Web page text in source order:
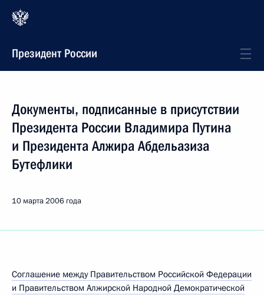
Президент России
Документы, подписанные в присутствии
Президента России Владимира Путина
и Президента Алжира Абдельазиза
Бутефлики
10 марта 2006 года
Соглашение между Правительством Российской Федерации
и Правительством Алжирской Народной Демократической